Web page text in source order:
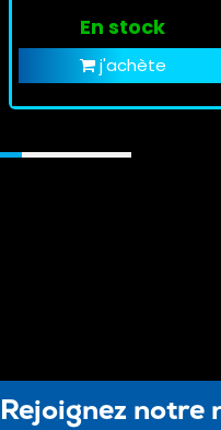
En stock
j'achète
Rejoignez notre